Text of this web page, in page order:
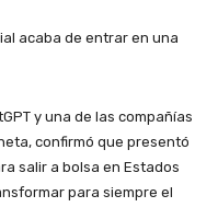
acaba de entrar en una
y una de las compañías
confirmó que presentó
salir a bolsa en Estados
para siempre el